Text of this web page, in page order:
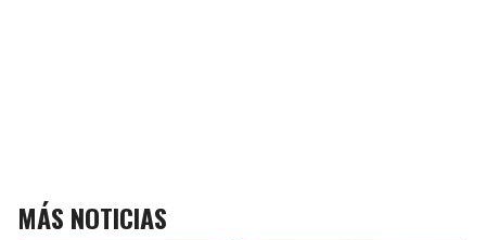
MÁS NOTICIAS